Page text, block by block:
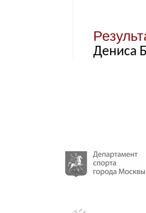
Дениса